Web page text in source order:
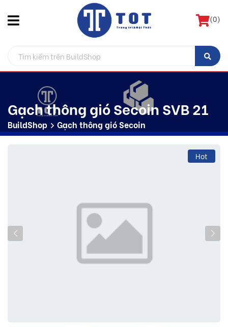
(0)
Gạch thông gió Secoin SVB 21
BuildShop Gạch thông gió Secoin
Hot